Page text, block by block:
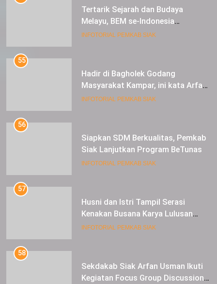
Tertarik Sejarah dan Budaya
Melayu, BEM se-Indonesia
Berkunjung ke Kabupaten Siak
INFOTORIAL PEMKAB SIAK
55
Hadir di Bagholek Godang
Masyarakat Kampar, ini kata Arfan
Usman
INFOTORIAL PEMKAB SIAK
56
Siapkan SDM Berkualitas, Pemkab
Siak Lanjutkan Program BeTunas
INFOTORIAL PEMKAB SIAK
57
Husni dan Istri Tampil Serasi
Kenakan Busana Karya Lulusan
SMK Pariwisata Siak, di Lancang
INFOTORIAL PEMKAB SIAK
58
Sekdakab Siak Arfan Usman Ikuti
Kegiatan Focus Group Discussion